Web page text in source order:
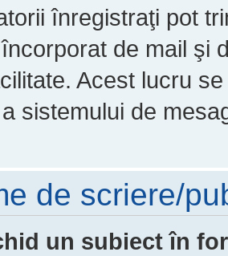
înregistraţi pot
de mail şi
Acest lucru
sistemului de
de scriere/
un subiect în